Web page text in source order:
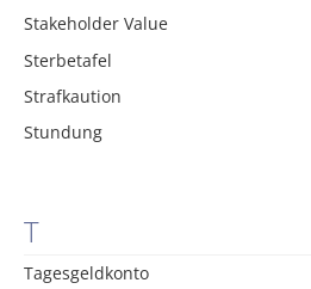
Stakeholder Value
Sterbetafel
Strafkaution
Stundung
T
Tagesgeldkonto